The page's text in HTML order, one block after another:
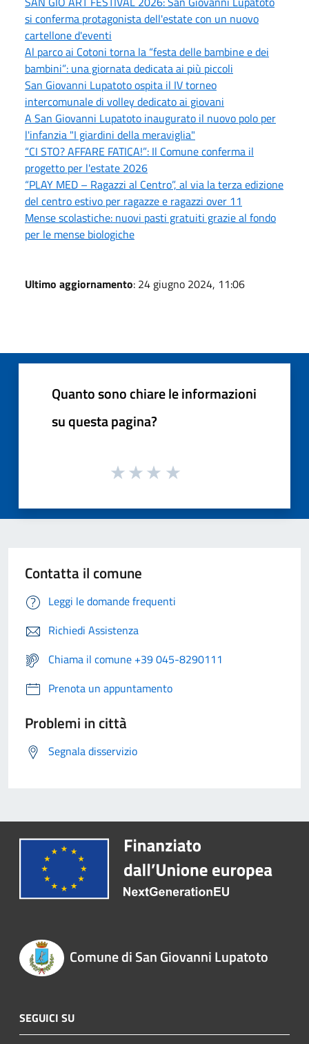
si conferma protagonista dell'estate con un nuovo
cartellone d'eventi
Al parco ai Cotoni torna la “festa delle bambine e dei
bambini”: una giornata dedicata ai più piccoli
San Giovanni Lupatoto ospita il IV torneo
intercomunale di volley dedicato ai giovani
A San Giovanni Lupatoto inaugurato il nuovo polo per
l'infanzia "I giardini della meraviglia"
“CI STO? AFFARE FATICA!”: Il Comune conferma il
progetto per l'estate 2026
“PLAY MED – Ragazzi al Centro”, al via la terza edizione
del centro estivo per ragazze e ragazzi over 11
Mense scolastiche: nuovi pasti gratuiti grazie al fondo
per le mense biologiche
Ultimo aggiornamento: 24 giugno 2024, 11:06
Quanto sono chiare le informazioni
su questa pagina?
Contatta il comune
Leggi le domande frequenti
Richiedi Assistenza
Chiama il comune +39 045-8290111
Prenota un appuntamento
Problemi in città
Segnala disservizio
Comune di San Giovanni Lupatoto
SEGUICI SU